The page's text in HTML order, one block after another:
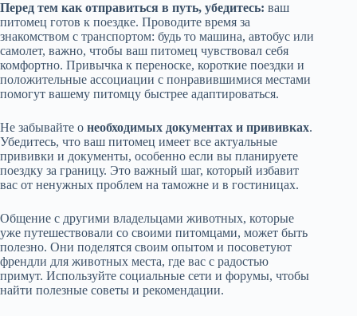
Перед тем как отправиться в путь, убедитесь: ваш
питомец готов к поездке. Проводите время за
знакомством с транспортом: будь то машина, автобус или
самолет, важно, чтобы ваш питомец чувствовал себя
комфортно. Привычка к переноске, короткие поездки и
положительные ассоциации с понравившимися местами
помогут вашему питомцу быстрее адаптироваться.
Не забывайте о необходимых документах и прививках.
Убедитесь, что ваш питомец имеет все актуальные
прививки и документы, особенно если вы планируете
поездку за границу. Это важный шаг, который избавит
вас от ненужных проблем на таможне и в гостиницах.
Общение с другими владельцами животных, которые
уже путешествовали со своими питомцами, может быть
полезно. Они поделятся своим опытом и посоветуют
френдли для животных места, где вас с радостью
примут. Используйте социальные сети и форумы, чтобы
найти полезные советы и рекомендации.